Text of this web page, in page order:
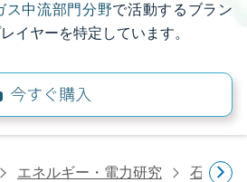
ス中流部門分野で活動するブラン
イヤーを特定しています。
エネルギー・電力研究 石油・